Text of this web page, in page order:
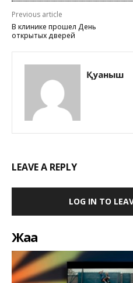
Previous article
В клинике прошел День
открытых дверей
Қуаныш
LEAVE A REPLY
LOG IN TO
Жаңа